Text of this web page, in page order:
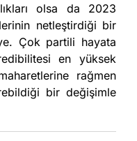
olsa da 2023
netleştirdiği bir
Çok partili hayata
en yüksek
rağmen
bir değişimle